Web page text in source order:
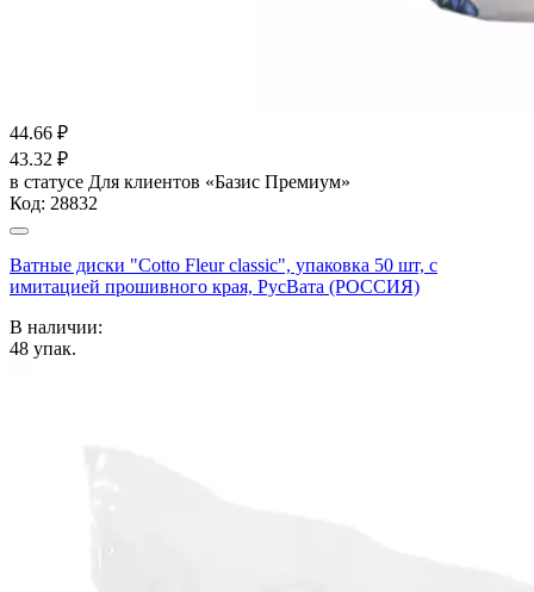
44.66 ₽
43.32 ₽
в статусе Для клиентов «Базис Премиум»
Код: 28832
Ватные диски "Cotto Fleur classic", упаковка 50 шт, с
имитацией прошивного края, РусВата (РОССИЯ)
В наличии:
48 упак.